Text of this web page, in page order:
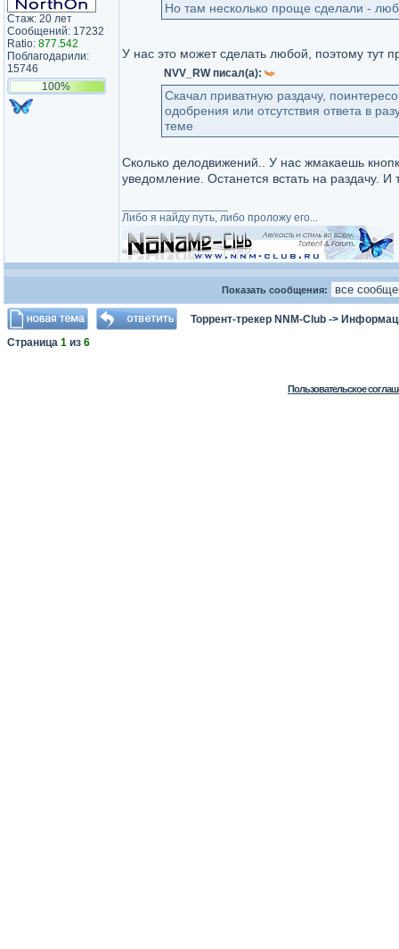
Стаж: 20 лет
Сообщений: 17232
Ratio: 877.542
Поблагодарили:
15746
100%
Но там несколько проще сделали -
У нас это может сделать любой, поэтому тут
NVV_RW писал(а):
Скачал приватную раздачу,
одобрения или отсутствия ответа в
теме
Сколько делодвижений.. У нас жмакаешь
уведомление. Останется встать на раздачу.
Либо я найду путь, либо проложу его...
Показать сообщения:
Торрент-трекер NNM-Club ->
Страница 1 из 6
Пользовательское